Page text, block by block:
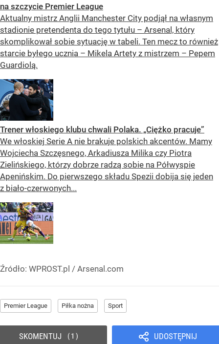
na szczycie Premier League
Aktualny mistrz Anglii Manchester City podjął na własnym
stadionie pretendenta do tego tytułu – Arsenal, który
skomplikował sobie sytuację w tabeli. Ten mecz to również
starcie byłego ucznia – Mikela Artety z mistrzem – Pepem
Guardiolą.
Trener włoskiego klubu chwali Polaka. „Ciężko pracuje”
We włoskiej Serie A nie brakuje polskich akcentów. Mamy
Wojciecha Szczęsnego, Arkadiusza Milika czy Piotra
Zielińskiego, którzy dobrze radzą sobie na Półwyspie
Apenińskim. Do pierwszego składu Spezii dobija się jeden
z biało-czerwonych...
Źródło: WPROST.pl / Arsenal.com
Premier League Piłka nożna Sport
UDOSTĘPNIJ
SKOMENTUJ 1